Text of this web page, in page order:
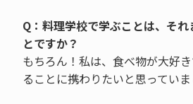
Q：料理学校で学ぶことは、そ
とですか？
もちろん！私は、食べ物が大好
ることに携わりたいと思っていま